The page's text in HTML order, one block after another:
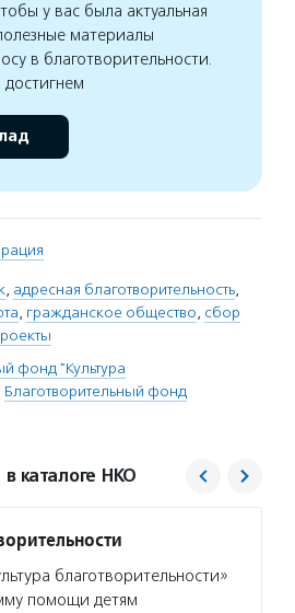
у вас была актуальная
материалы
в благотворительности.
, адресная благотворительность,
, гражданское общество, сбор
фонд "Культура
Благотворительный фонд
каталоге НКО
благотворительности»
помощи детям